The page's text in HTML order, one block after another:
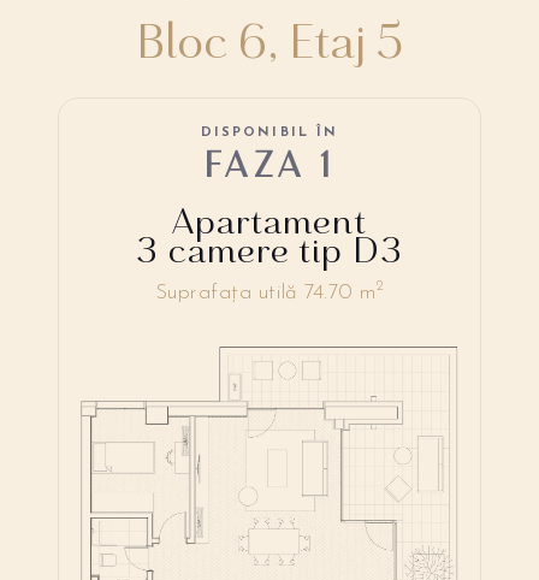
Bloc 6, Etaj 5
Apartament
3 camere tip D3
DISPONIBIL ÎN
FAZA 1
Suprafața utilă 74.70 m2